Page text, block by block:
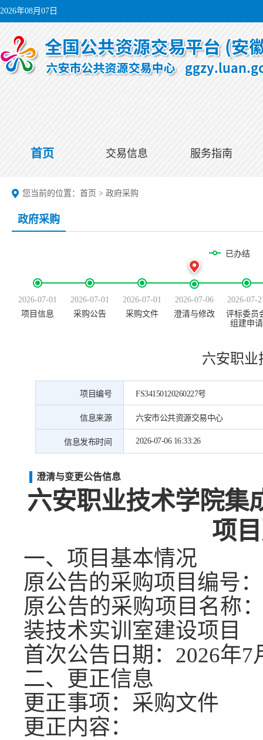
2026年08月07日
首页 交易信息 服务指南
您当前的位置： 首页 > 政府采购
政府采购
已办结
2026-07-01
项目信息
2026-07-01
采购公告
2026-07-01
采购文件
2026-07-06
澄清与修改
2026-07-
评标委员
组建申请
六安职业
项目编号 FS34150120260227号
信息来源 六安市公共资源交易中心
信息发布时间 2026-07-06 16:33:26
澄清与变更公告信息
六安职业技术学院集
项
一、项目基本情况
原公告的采购项目编号：
原公告的采购项目名称
装技术实训室建设项目
首次公告日期： 2026年7
二、更正信息
更正事项：采购文件
更正内容：